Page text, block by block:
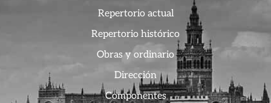
Repertorio actual
Repertorio histórico
Obras y ordinario
Dirección
Componentes